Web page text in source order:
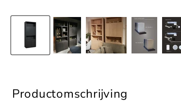
Productomschrijving